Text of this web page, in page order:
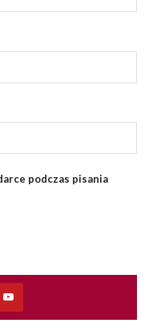
podczas pisania